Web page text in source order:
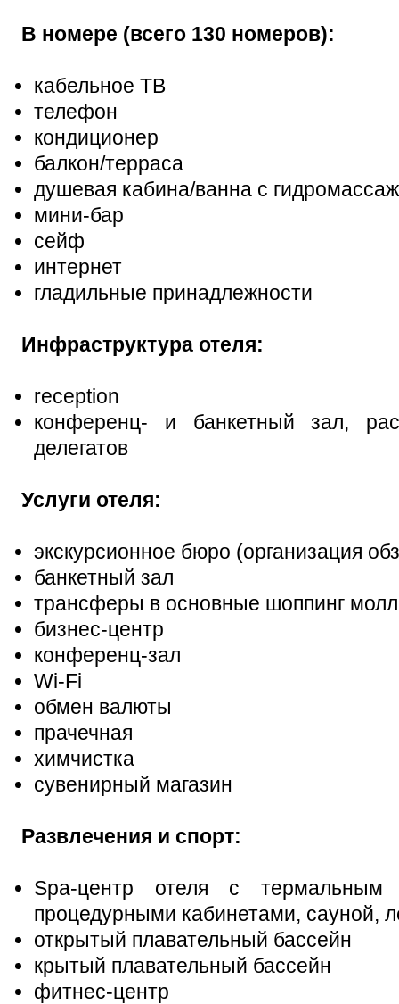
В номере (всего 130 номеров):
кабельное ТВ
телефон
кондиционер
балкон/терраса
душевая кабина/ванна с
мини-бар
сейф
интернет
гладильные принадлежности
Инфраструктура отеля:
reception
конференц- и банкетный зал,
делегатов
Услуги отеля:
экскурсионное бюро (организация
банкетный зал
трансферы в основные шоппинг
бизнес-центр
конференц-зал
Wi-Fi
обмен валюты
прачечная
химчистка
сувенирный магазин
Развлечения и спорт:
Spa-центр отеля с термальным
процедурными кабинетами, сауной,
открытый плавательный бассейн
крытый плавательный бассейн
фитнес-центр